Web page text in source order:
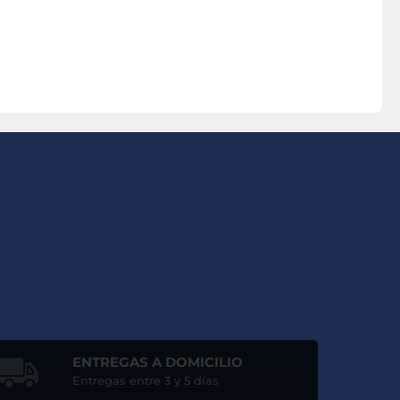
ENTREGAS A DOMICILIO
Entregas entre 3 y 5 días